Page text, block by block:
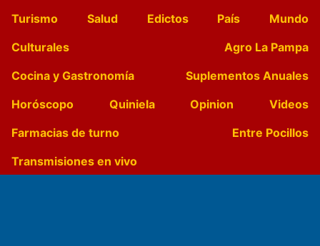
Turismo
Salud Edictos País
Mundo
Culturales
Agro La Pampa
Cocina y Gastronomía
Suplementos Anuales
Horóscopo
Quiniela Opinion
Videos
Farmacias de turno
Entre Pocillos
Transmisiones en vivo